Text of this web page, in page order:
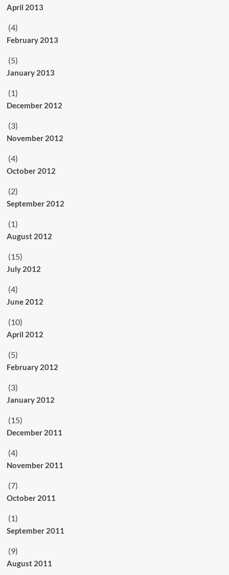
April 2013
(4)
February 2013
(5)
January 2013
(1)
December 2012
(3)
November 2012
(4)
October 2012
(2)
September 2012
(1)
August 2012
(15)
July 2012
(4)
June 2012
(10)
April 2012
(5)
February 2012
(3)
January 2012
(15)
December 2011
(4)
November 2011
(7)
October 2011
(1)
September 2011
(9)
August 2011